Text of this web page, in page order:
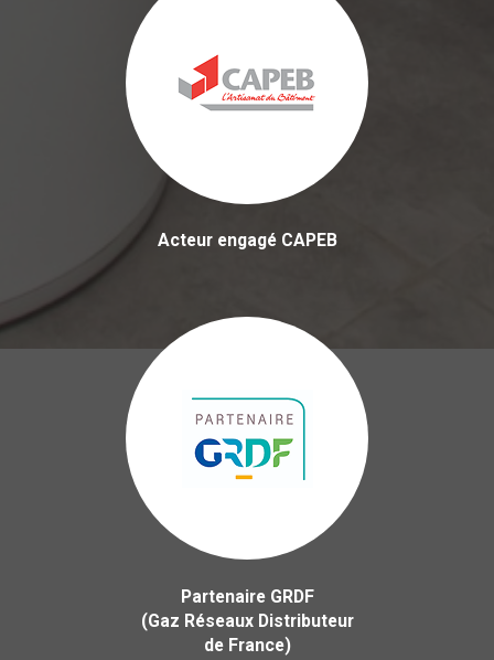
Acteur engagé CAPEB
Partenaire GRDF
(Gaz Réseaux Distributeur
de France)